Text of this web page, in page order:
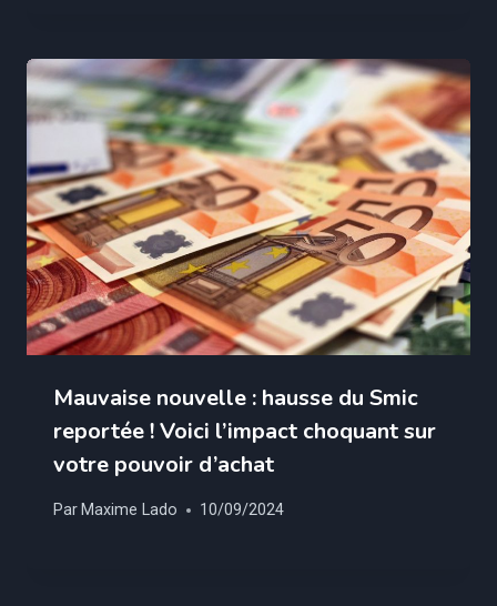
Mauvaise nouvelle : hausse du Smic
reportée ! Voici l’impact choquant sur
votre pouvoir d’achat
Par Maxime Lado 10/09/2024